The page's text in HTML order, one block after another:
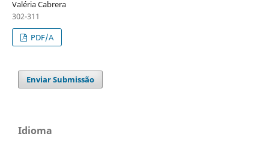
Valéria Cabrera
302-311
PDF/A
Enviar Submissão
Idioma